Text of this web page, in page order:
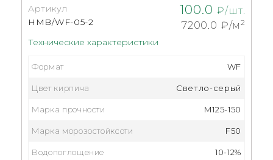
100.0 ₽/шт.
7200.0 ₽/м2
Технические характеристики
Артикул
HMB/WF-05-2
Формат WF
Цвет кирпича Светло-серый
Марка прочности М125-150
Марка морозостойксоти F50
Водопоглощение 10-12%